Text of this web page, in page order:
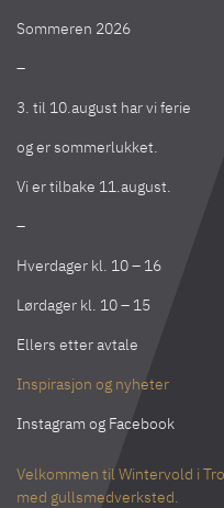
Sommeren 2026
–
3. til 10.august har vi ferie
og er sommerlukket.
Vi er tilbake 11.august.
–
Hverdager kl. 10 – 16
Lørdager kl. 10 – 15
Ellers etter avtale
Inspirasjon og nyheter
Instagram og Facebook
Velkommen til Wintervold i
med gullsmedverksted.